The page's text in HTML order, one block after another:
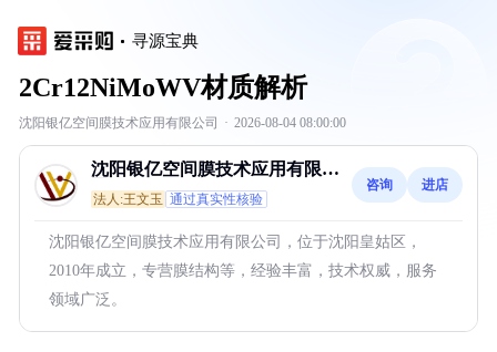
寻源宝典
2Cr12NiMoWV材质解析
沈阳银亿空间膜技术应用有限公司 · 2026-08-04 08:00:00
沈阳银亿空间膜技术应用有限公
司
法人:王文玉 通过真实性核验
咨询 进店
沈阳银亿空间膜技术应用有限公司，位于沈阳皇姑区，
2010年成立，专营膜结构等，经验丰富，技术权威，服务
领域广泛。